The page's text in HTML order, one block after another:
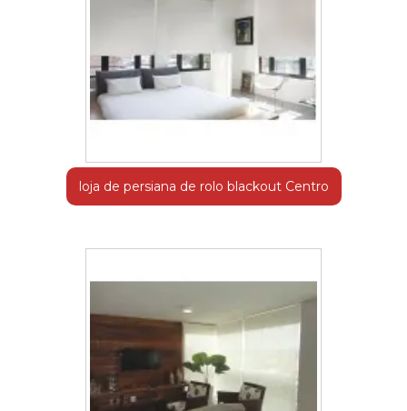
loja de persiana de rolo blackout Centro